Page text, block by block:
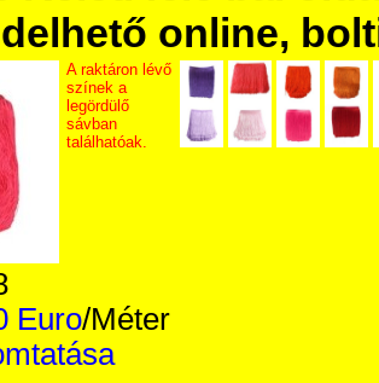
online,
A raktáron lévő
színek a
legördülő
sávban
találhatóak.
Euro/Méter